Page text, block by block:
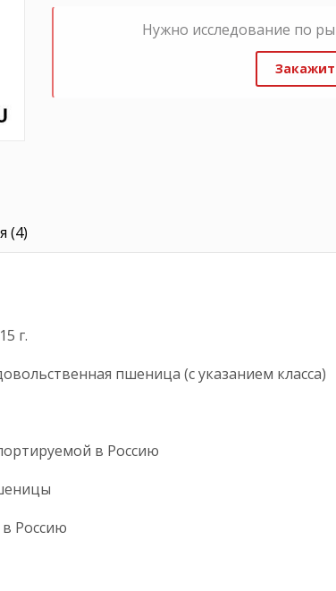
Нужно исследование по
(4)
г.
пшеница (с указанием класса)
в Россию
Россию